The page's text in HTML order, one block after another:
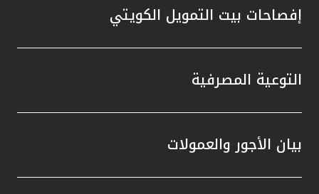
إفصاحات بيت التمويل الكويتي
التوعية المصرفية
بيان الأجور والعمولات